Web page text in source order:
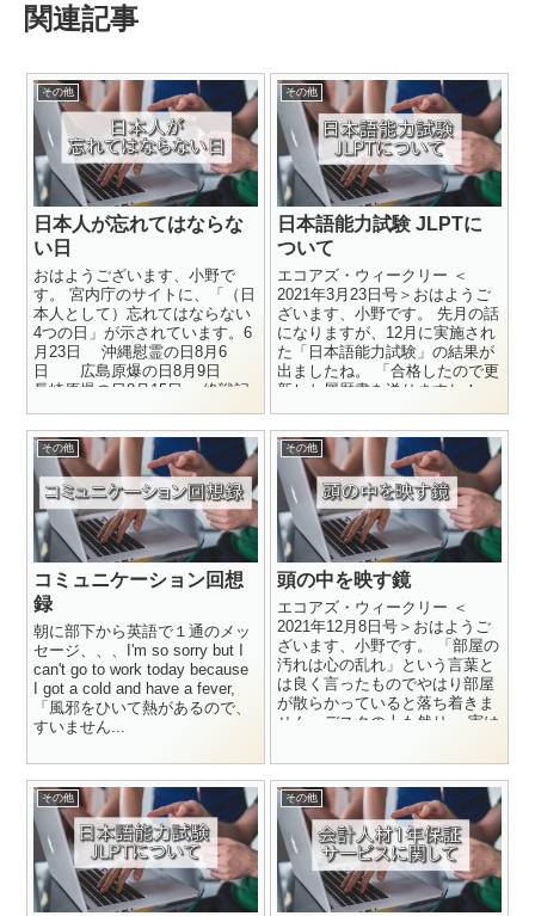
関連記事
その他
日本人が忘れてはならな
い日
おはようございます、小野で
す。 宮内庁のサイトに、「（日
本人として）忘れてはならない
4つの日」が示されています。6
月23日 沖縄慰霊の日8月6
日 広島原爆の日8月9日
長崎原爆の日8月15日 終戦記
その他
日本語能力試験 JLPTに
ついて
エコアズ・ウィークリー ＜
2021年3月23日号＞おはようご
ざいます、小野です。 先月の話
になりますが、12月に実施され
た「日本語能力試験」の結果が
出ましたね。 「合格したので更
新した履歴書を送りますね！」
その他
コミュニケーション回想
録
朝に部下から英語で１通のメッ
セージ、、、I'm so sorry but I
can't go to work today because
I got a cold and have a fever,
「風邪をひいて熱があるので、
すいません...
その他
頭の中を映す鏡
エコアズ・ウィークリー ＜
2021年12月8日号＞おはようご
ざいます、小野です。 「部屋の
汚れは心の乱れ」という言葉と
は良く言ったものでやはり部屋
が散らかっていると落ち着きま
せん。デスクの上も然り。 実は
その他 その他